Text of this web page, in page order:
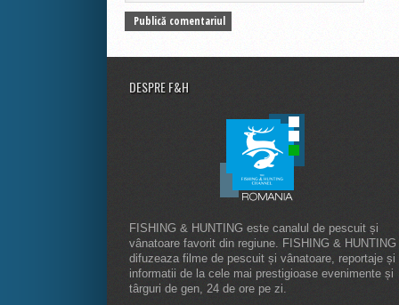
DESPRE F&H
FISHING & HUNTING este canalul de pescuit și
vânatoare favorit din regiune. FISHING & HUNTING
difuzeaza filme de pescuit și vânatoare, reportaje și
informatii de la cele mai prestigioase evenimente și
târguri de gen, 24 de ore pe zi.